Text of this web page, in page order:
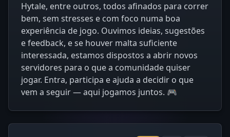
Hytale, entre outros, todos afinados para correr
bem, sem stresses e com foco numa boa
experiência de jogo. Ouvimos ideias, sugestões
e feedback, e se houver malta suficiente
interessada, estamos dispostos a abrir novos
servidores para o que a comunidade quiser
jogar. Entra, participa e ajuda a decidir o que
vem a seguir — aqui jogamos juntos. 🎮